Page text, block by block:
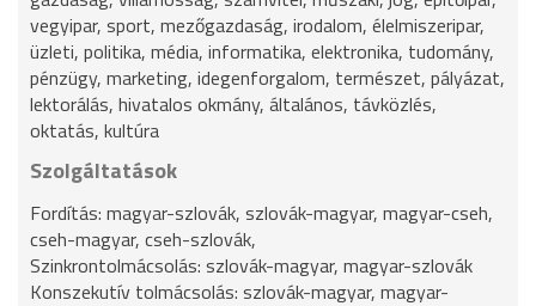
vegyipar, sport, mezőgazdaság, irodalom, élelmiszeripar,
üzleti, politika, média, informatika, elektronika, tudomány,
pénzügy, marketing, idegenforgalom, természet, pályázat,
lektorálás, hivatalos okmány, általános, távközlés,
oktatás, kultúra
Szolgáltatások
Fordítás: magyar-szlovák, szlovák-magyar, magyar-cseh,
cseh-magyar, cseh-szlovák,
Szinkrontolmácsolás: szlovák-magyar, magyar-szlovák
Konszekutív tolmácsolás: szlovák-magyar, magyar-